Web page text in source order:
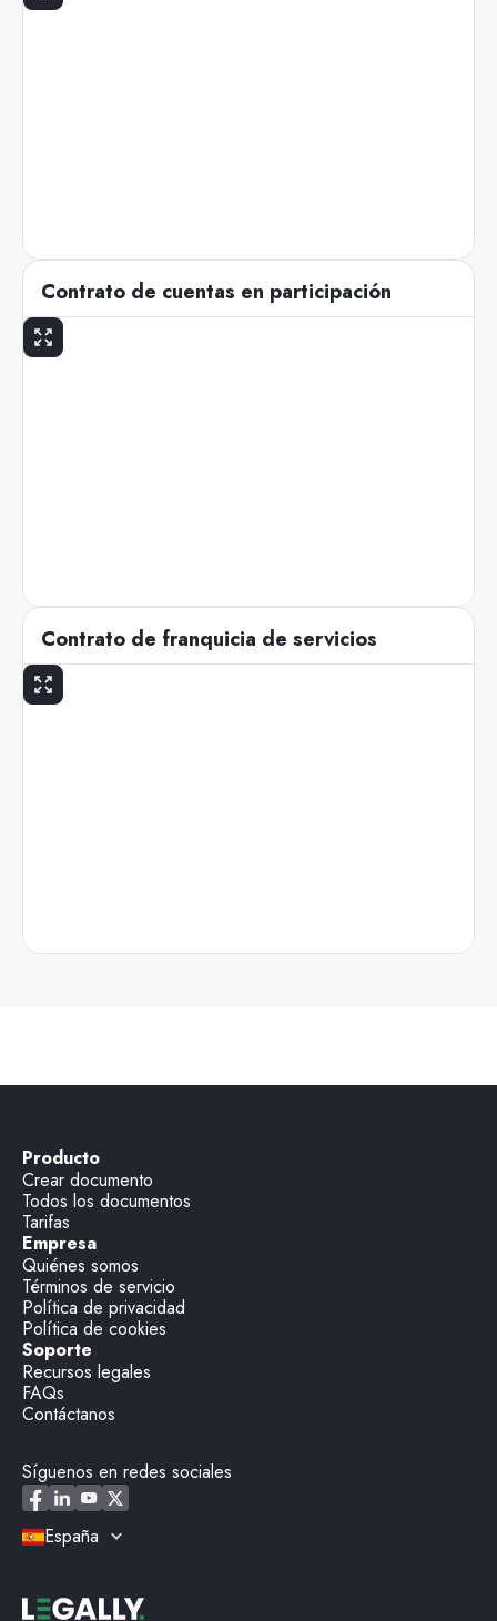
Contrato de cuentas en participación
Contrato de franquicia de servicios
Producto
Crear documento
Todos los documentos
Tarifas
Empresa
Quiénes somos
Términos de servicio
Política de privacidad
Política de cookies
Soporte
Recursos legales
FAQs
Contáctanos
Síguenos en redes sociales
España